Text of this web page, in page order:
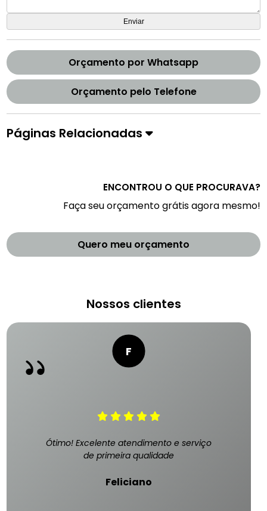
Orçamento por Whatsapp
Orçamento pelo Telefone
Páginas Relacionadas
ENCONTROU O QUE PROCURAVA?
Faça seu orçamento grátis agora mesmo!
Quero meu orçamento
Nossos clientes
Ótimo! Excelente atendimento e serviço
de primeira qualidade
Feliciano